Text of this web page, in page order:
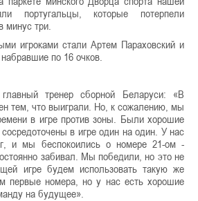
португальцы, которые потерпели
минус три.
игроками стали Артем Параховский и
по 16 очков.
тренер сборной Беларуси: «В
тем, что выиграли. Но, к сожалению, мы
в игре против зоны. Были хорошие
в игре один на один. У нас
и мы беспокоились о номере 21-ом -
забивал. Мы победили, но это не
игре будем использовать такую же
первые номера, но у нас есть хорошие
на будущее».